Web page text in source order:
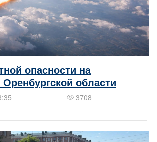
опасности на
области
3708